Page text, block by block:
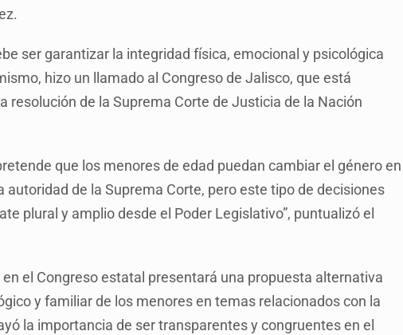
ser garantizar la integridad física, emocional y psicológica
hizo un llamado al Congreso de Jalisco, que está
resolución de la Suprema Corte de Justicia de la Nación
que los menores de edad puedan cambiar el género en
de la Suprema Corte, pero este tipo de decisiones
plural y amplio desde el Poder Legislativo”, puntualizó el
el Congreso estatal presentará una propuesta alternativa
y familiar de los menores en temas relacionados con la
la importancia de ser transparentes y congruentes en el